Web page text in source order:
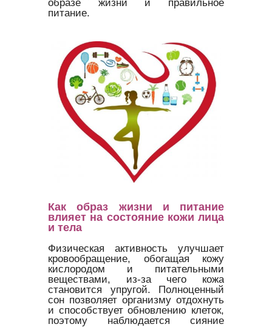
питание.
Как образ жизни и питание
влияет на состояние кожи лица
и тела
Физическая активность улучшает
кровообращение, обогащая кожу
кислородом и питательными
веществами, из-за чего кожа
становится упругой. Полноценный
сон позволяет организму отдохнуть
и способствует обновлению клеток,
поэтому наблюдается сияние